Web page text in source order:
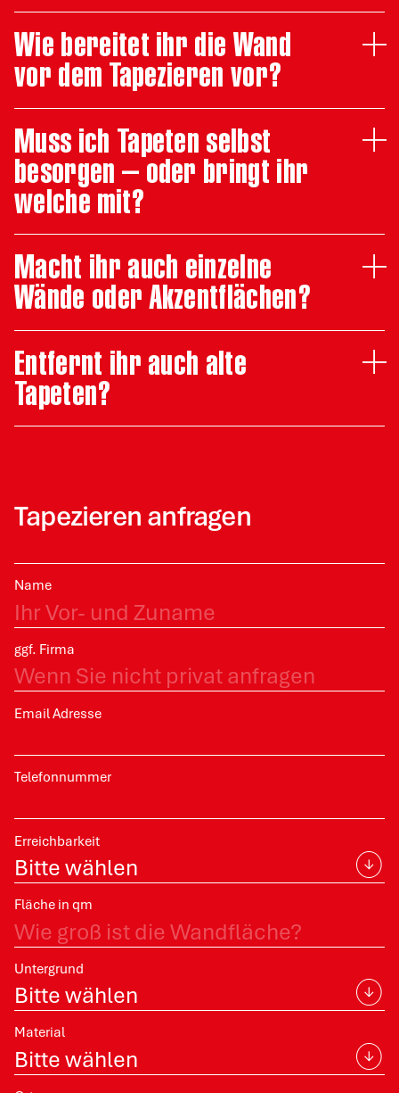
Wie bereitet ihr die Wand
vor dem Tapezieren vor?
Muss ich Tapeten selbst
besorgen – oder bringt ihr
welche mit?
Macht ihr auch einzelne
Wände oder Akzentflächen?
Entfernt ihr auch alte
Tapeten?
Tapezieren anfragen
Name
ggf. Firma
Email Adresse
Telefonnummer
Erreichbarkeit
Fläche in qm
Untergrund
Material